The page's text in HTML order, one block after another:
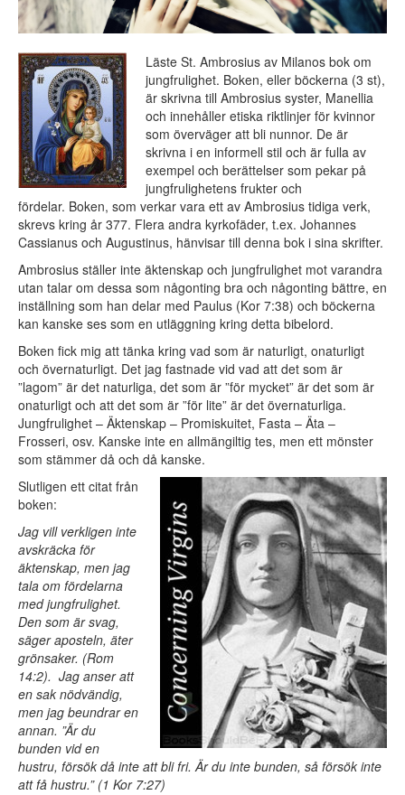
Läste St. Ambrosius av Milanos bok om
jungfrulighet. Boken, eller böckerna (3 st),
är skrivna till Ambrosius syster, Manellia
och innehåller etiska riktlinjer för kvinnor
som överväger att bli nunnor. De är
skrivna i en informell stil och är fulla av
exempel och berättelser som pekar på
jungfrulighetens frukter och
fördelar. Boken, som verkar vara ett av Ambrosius tidiga verk,
skrevs kring år 377. Flera andra kyrkofäder, t.ex. Johannes
Cassianus och Augustinus, hänvisar till denna bok i sina skrifter.
Ambrosius ställer inte äktenskap och jungfrulighet mot varandra
utan talar om dessa som någonting bra och någonting bättre, en
inställning som han delar med Paulus (Kor 7:38) och böckerna
kan kanske ses som en utläggning kring detta bibelord.
Boken fick mig att tänka kring vad som är naturligt, onaturligt
och övernaturligt. Det jag fastnade vid vad att det som är
”lagom” är det naturliga, det som är ”för mycket” är det som är
onaturligt och att det som är ”för lite” är det övernaturliga.
Jungfrulighet – Äktenskap – Promiskuitet, Fasta – Äta –
Frosseri, osv. Kanske inte en allmängiltig tes, men ett mönster
som stämmer då och då kanske.
Slutligen ett citat från
boken:
Jag vill verkligen inte
avskräcka för
äktenskap, men jag
tala om fördelarna
med jungfrulighet.
Den som är svag,
säger aposteln, äter
grönsaker. (Rom
14:2). Jag anser att
en sak nödvändig,
men jag beundrar en
annan. ”Är du
bunden vid en
hustru, försök då inte att bli fri. Är du inte bunden, så försök inte
att få hustru.” (1 Kor 7:27)